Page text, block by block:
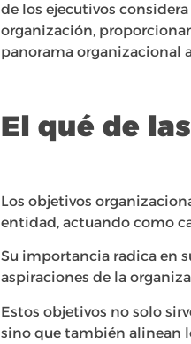
de los ejecutivos
organización,
panorama organizacional
El qué de
Los objetivos
entidad, actuando como
Su importancia radica en
aspiraciones de la
Estos objetivos no solo
sino que también alinean